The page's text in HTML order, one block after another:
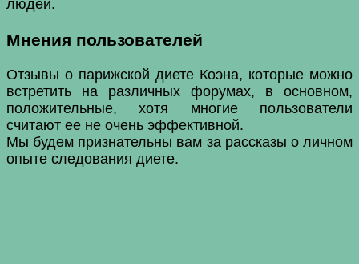
людей.
Мнения пользователей
Отзывы о парижской диете Коэна, которые можно
встретить на различных форумах, в основном,
положительные, хотя многие пользователи
считают ее не очень эффективной.
Мы будем признательны вам за рассказы о личном
опыте следования диете.